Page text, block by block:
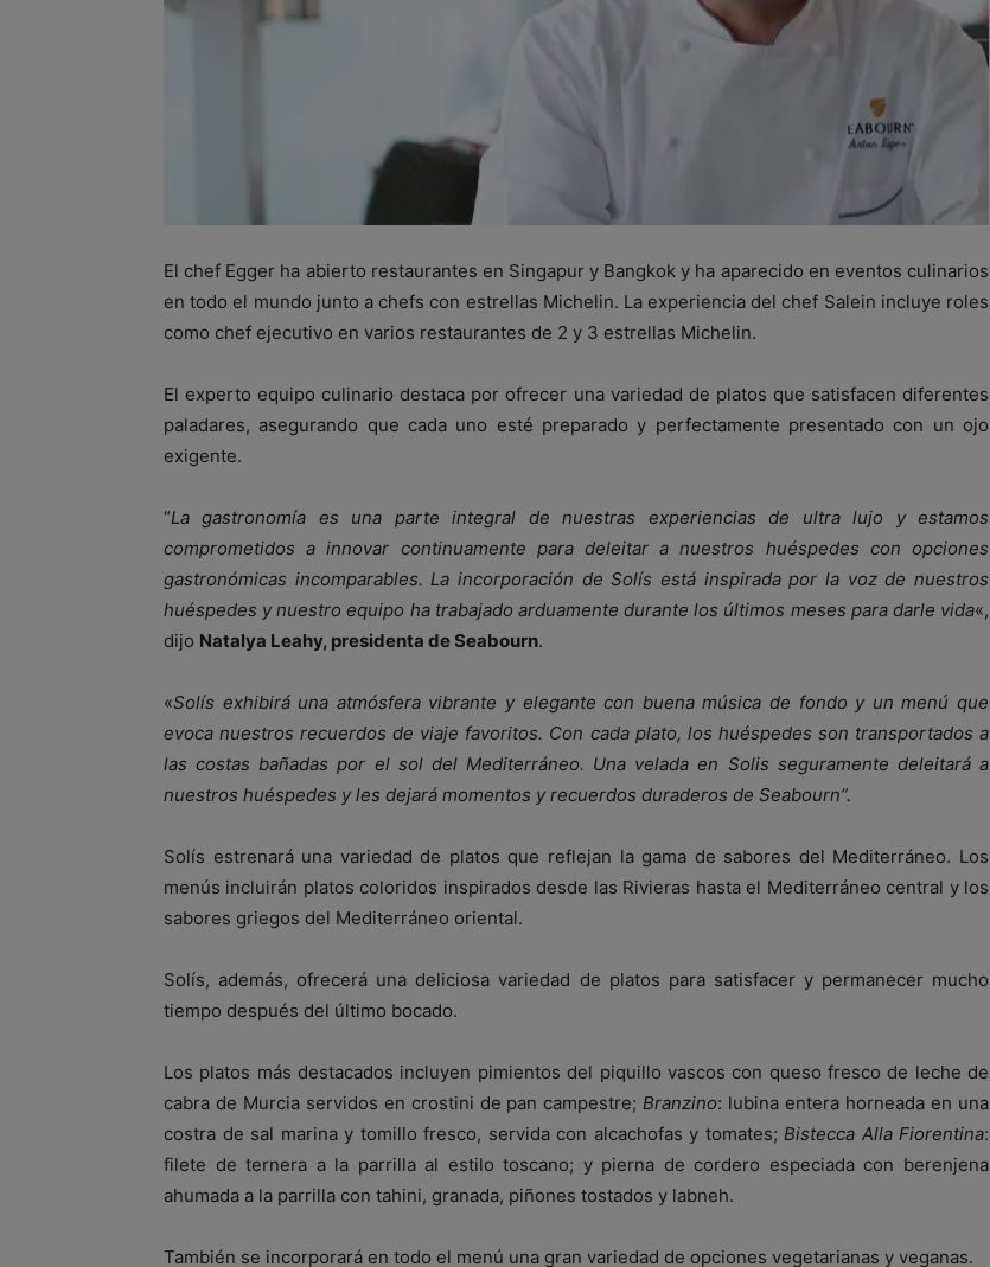
El chef Egger ha abierto restaurantes en Singapur y Bangkok y ha aparecido en eventos culinarios
en todo el mundo junto a chefs con estrellas Michelin. La experiencia del chef Salein incluye roles
como chef ejecutivo en varios restaurantes de 2 y 3 estrellas Michelin.
El experto equipo culinario destaca por ofrecer una variedad de platos que satisfacen diferentes
paladares, asegurando que cada uno esté preparado y perfectamente presentado con un ojo
exigente.
“La gastronomía es una parte integral de nuestras experiencias de ultra lujo y estamos
comprometidos a innovar continuamente para deleitar a nuestros huéspedes con opciones
gastronómicas incomparables. La incorporación de Solís está inspirada por la voz de nuestros
huéspedes y nuestro equipo ha trabajado arduamente durante los últimos meses para darle vida«,
dijo Natalya Leahy, presidenta de Seabourn.
«Solís exhibirá una atmósfera vibrante y elegante con buena música de fondo y un menú que
evoca nuestros recuerdos de viaje favoritos. Con cada plato, los huéspedes son transportados a
las costas bañadas por el sol del Mediterráneo. Una velada en Solis seguramente deleitará a
nuestros huéspedes y les dejará momentos y recuerdos duraderos de Seabourn”.
Solís estrenará una variedad de platos que reflejan la gama de sabores del Mediterráneo. Los
menús incluirán platos coloridos inspirados desde las Rivieras hasta el Mediterráneo central y los
sabores griegos del Mediterráneo oriental.
Solís, además, ofrecerá una deliciosa variedad de platos para satisfacer y permanecer mucho
tiempo después del último bocado.
Los platos más destacados incluyen pimientos del piquillo vascos con queso fresco de leche de
cabra de Murcia servidos en crostini de pan campestre; Branzino: lubina entera horneada en una
costra de sal marina y tomillo fresco, servida con alcachofas y tomates; Bistecca Alla Fiorentina:
filete de ternera a la parrilla al estilo toscano; y pierna de cordero especiada con berenjena
ahumada a la parrilla con tahini, granada, piñones tostados y labneh.
También se incorporará en todo el menú una gran variedad de opciones vegetarianas y veganas.